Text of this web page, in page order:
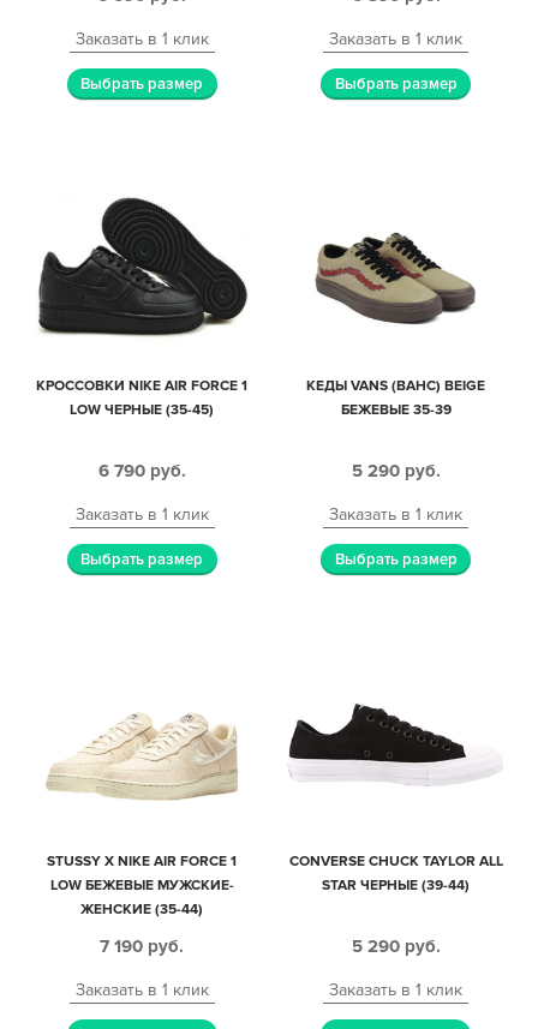
Заказать в 1 клик
Выбрать размер
Заказать в 1 клик
Выбрать размер
КРОССОВКИ NIKE AIR FORCE 1
LOW ЧЕРНЫЕ (35-45)
6 790 руб.
Заказать в 1 клик
Выбрать размер
КЕДЫ VANS (ВАНС) BEIGE
БЕЖЕВЫЕ 35-39
5 290 руб.
Заказать в 1 клик
Выбрать размер
STUSSY X NIKE AIR FORCE 1
LOW БЕЖЕВЫЕ МУЖСКИЕ-
ЖЕНСКИЕ (35-44)
7 190 руб.
Заказать в 1 клик
CONVERSE CHUCK TAYLOR ALL
STAR ЧЕРНЫЕ (39-44)
5 290 руб.
Заказать в 1 клик